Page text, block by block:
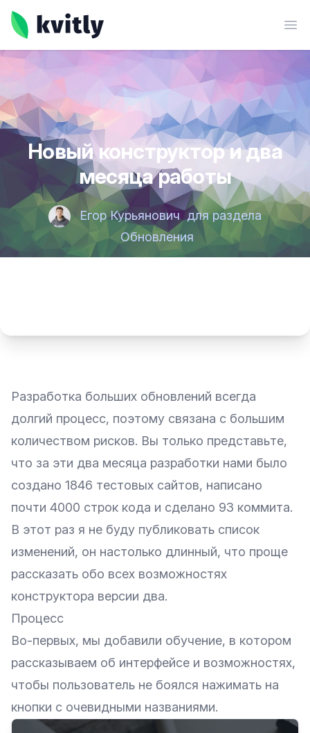
kvitly
Новый конструктор и два
месяца работы
Егор Курьянович для раздела
Обновления
Разработка больших обновлений всегда
долгий процесс, поэтому связана с большим
количеством рисков. Вы только представьте,
что за эти два месяца разработки нами было
создано 1846 тестовых сайтов, написано
почти 4000 строк кода и сделано 93 коммита.
В этот раз я не буду публиковать список
изменений, он настолько длинный, что проще
рассказать обо всех возможностях
конструктора версии два.
Процесс
Во-первых, мы добавили обучение, в котором
рассказываем об интерфейсе и возможностях,
чтобы пользователь не боялся нажимать на
кнопки с очевидными названиями.